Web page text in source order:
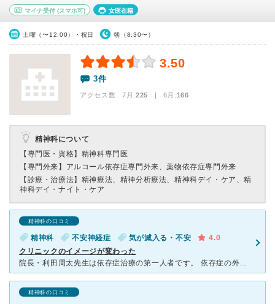
マイナ受付 (スマホ可) 女医在籍
土曜（〜12:00）・祝日 朝（8:30〜）
3.50
3件
アクセス数 7月:225 | 6月:166
精神科について
【専門医・資格】 精神科専門医
【専門外来】 アルコール依存症専門外来、薬物依存症専門外来
【診療・治療法】 精神療法、精神分析療法、精神科デイ・ケア、精
神科デイ・ナイト・ケア
精神科の口コミ
精神科 不安神経症 気が滅入る・不安
4.0
クリニックのイメージが変わった
院長・利田周太先生は依存症治療の第一人者です。 依存症の外来治療・デイケア治療を最初に考えた人です。 優しく温厚で素晴らしいドクターです。 また、梶原駅から徒歩一分は大変通いやすく、駅を降り
精神科の口コミ